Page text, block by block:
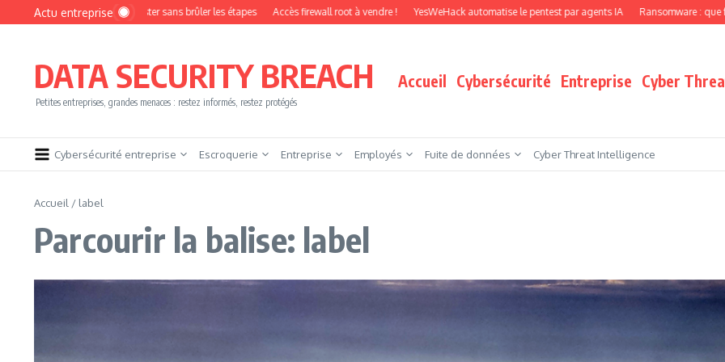
Aller au contenu
Actu entreprise
devenir pentester sans brûler les étapes Accès firewall root à vendre ! YesWeHack automatise le pentest par agents IA Ransomware : que faire
DATA SECURITY BREACH
Petites entreprises, grandes menaces : restez informés, restez protégés
Accueil Cybersécurité Entreprise Cyber
Cybersécurité entreprise Escroquerie Entreprise Employés Fuite de données Cyber Threat Intelligence
Accueil / label
Parcourir la balise: label